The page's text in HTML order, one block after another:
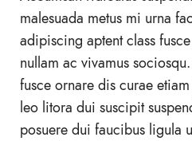
malesuada metus mi urna
adipiscing aptent class
nullam ac vivamus
fusce ornare dis curae
leo litora dui suscipit
posuere dui faucibus ligula